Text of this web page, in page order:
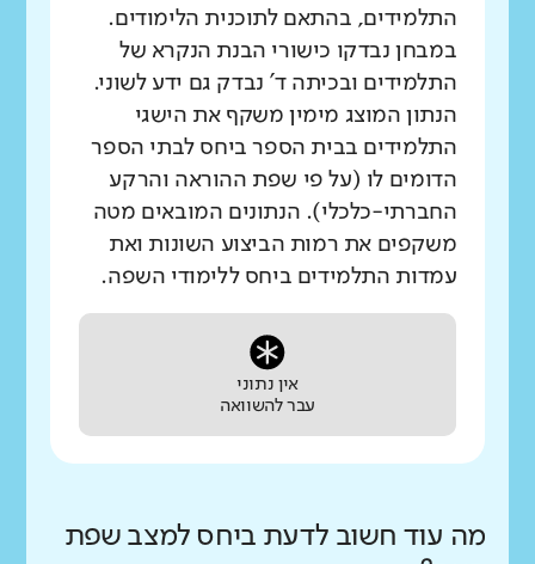
התלמידים, בהתאם לתוכנית הלימודים.
במבחן נבדקו כישורי הבנת הנקרא של
התלמידים ובכיתה ד' נבדק גם ידע לשוני.
הנתון המוצג מימין משקף את הישגי
התלמידים בבית הספר ביחס לבתי הספר
הדומים לו (על פי שפת ההוראה והרקע
החברתי-כלכלי). הנתונים המובאים מטה
משקפים את רמות הביצוע השונות ואת
עמדות התלמידים ביחס ללימודי השפה.
אין נתוני
עבר להשוואה
מה עוד חשוב לדעת ביחס למצב שפת